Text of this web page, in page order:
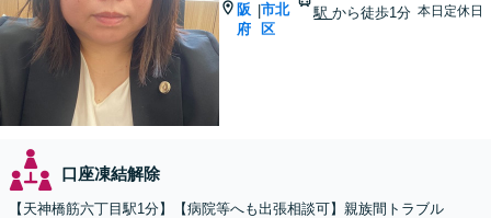
阪
府
|市北
区
駅から徒歩1分 本日定休日
口座凍結解除
【天神橋筋六丁目駅1分】【病院等へも出張相談可】親族間トラブル